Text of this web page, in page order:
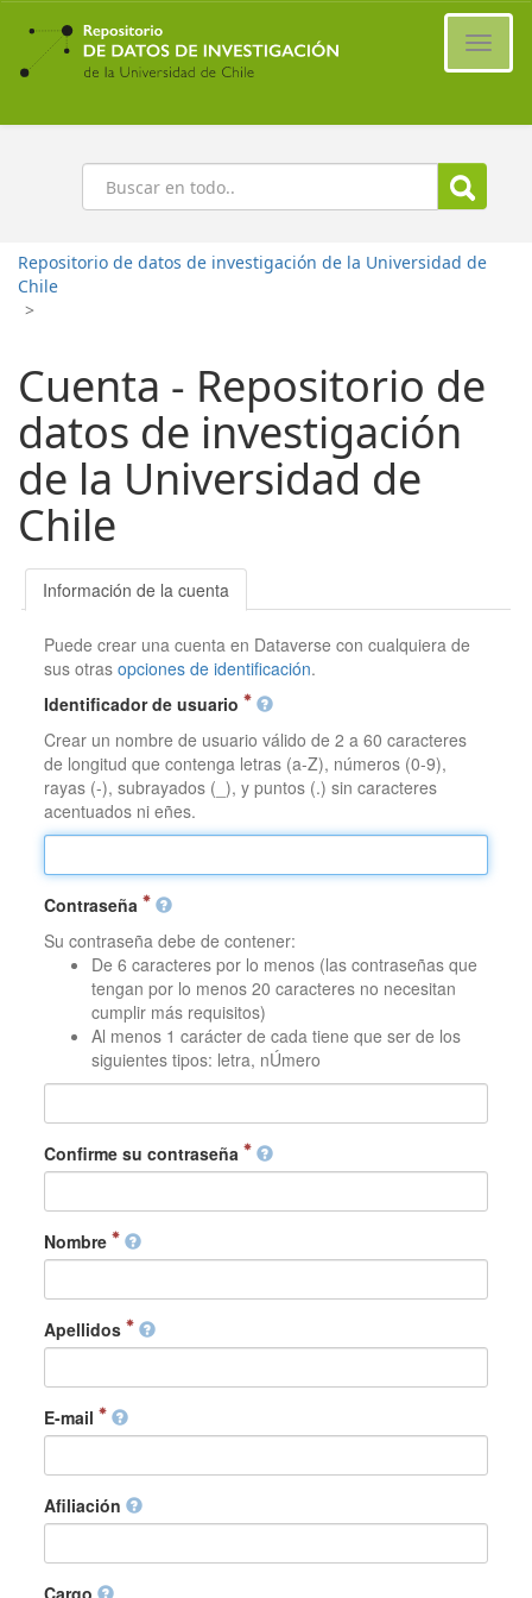
Ir
contenido
principal
Buscar
Repositorio de datos de investigación de la Universidad de
Chile
>
Cuenta - Repositorio de
datos de investigación
de la Universidad de
Chile
Información de la cuenta
Puede crear una cuenta en Dataverse con cualquiera de
sus otrasopciones de identificación.
Identificador de usuario
Crear un nombre de usuario válido de 2 a 60 caracteres
de longitud que contenga letras (a-Z), números (0-9),
rayas (-), subrayados (_), y puntos (.) sin caracteres
acentuados ni eñes.
Contraseña
Su contraseña debe de contener:
De 6 caracteres por lo menos (las contraseñas que
tengan por lo menos 20 caracteres no necesitan
cumplir más requisitos)
Al menos 1 carácter de cada tiene que ser de los
siguientes tipos: letra, nÚmero
Confirme su contraseña
Nombre
Apellidos
E-mail
Afiliación
Cargo